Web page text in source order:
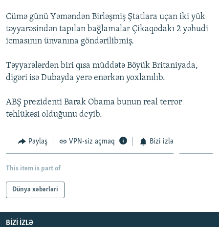
İNFOQRAFIKA
KARIKATURA
AZƏRBAYCAN ƏDƏBIYYATI KITABXANASI
İSLAM VƏ DEMOKRATIYA
MISSIYAMIZ
PEŞƏ ETIKASI VƏ JURNALISTIKA STANDARTLARIMIZ
AZADLIQRADIOSU MOBIL TELEFONUNUZDA
XƏBƏR BÜLLETENLƏRIMIZ
BIZI IZLƏ
RFE/RL-in bütün saytları
Cümə günü Yəməndən Birləşmiş Ştatlara uçan iki yük
təyyarəsindən tapılan bağlamalar Çikaqodakı 2 yəhudi
icmasının ünvanına göndərilibmiş.
Təyyarələrdən biri qısa müddətə Böyük Britaniyada,
digəri isə Dubayda yerə enərkən yoxlanılıb.
ABŞ prezidenti Barak Obama bunun real terror
təhlükəsi olduğunu deyib.
Paylaş VPN-siz açmaq Bizi izlə
This item is part of
Dünya xəbərləri
BIZI IZLƏ